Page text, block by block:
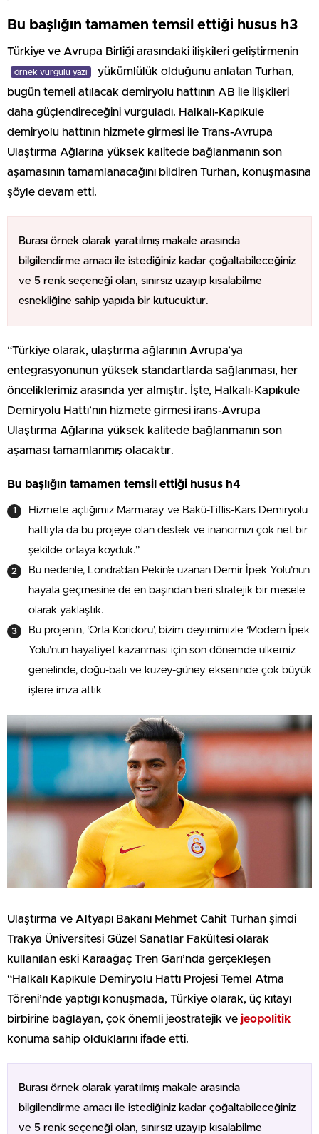
Bu başlığın tamamen temsil ettiği husus h3
Türkiye ve Avrupa Birliği arasındaki ilişkileri geliştirmenin
örnek vurgulu yazı
yükümlülük olduğunu anlatan Turhan,
bugün temeli atılacak demiryolu hattının AB ile ilişkileri
daha güçlendireceğini vurguladı. Halkalı-Kapıkule
demiryolu hattının hizmete girmesi ile Trans-Avrupa
Ulaştırma Ağlarına yüksek kalitede bağlanmanın son
aşamasının tamamlanacağını bildiren Turhan, konuşmasına
şöyle devam etti.
Burası örnek olarak yaratılmış makale arasında
bilgilendirme amacı ile istediğiniz kadar çoğaltabileceğiniz
ve 5 renk seçeneği olan, sınırsız uzayıp kısalabilme
esnekliğine sahip yapıda bir kutucuktur.
“Türkiye olarak, ulaştırma ağlarının Avrupa’ya
entegrasyonunun yüksek standartlarda sağlanması, her
önceliklerimiz arasında yer almıştır. İşte, Halkalı-Kapıkule
Demiryolu Hattı’nın hizmete girmesi irans-Avrupa
Ulaştırma Ağlarına yüksek kalitede bağlanmanın son
aşaması tamamlanmış olacaktır.
Bu başlığın tamamen temsil ettiği husus h4
Hizmete açtığımız Marmaray ve Bakü-Tiflis-Kars Demiryolu
hattıyla da bu projeye olan destek ve inancımızı çok net bir
şekilde ortaya koyduk.”
Bu nedenle, Londra’dan Pekin’e uzanan Demir İpek Yolu’nun
hayata geçmesine de en başından beri stratejik bir mesele
olarak yaklaştık.
Bu projenin, ‘Orta Koridoru’, bizim deyimimizle ‘Modern İpek
Yolu’nun hayatiyet kazanması için son dönemde ülkemiz
genelinde, doğu-batı ve kuzey-güney ekseninde çok büyük
işlere imza attık
Ulaştırma ve Altyapı Bakanı Mehmet Cahit Turhan şimdi
Trakya Üniversitesi Güzel Sanatlar Fakültesi olarak
kullanılan eski Karaağaç Tren Garı’nda gerçekleşen
“Halkalı Kapıkule Demiryolu Hattı Projesi Temel Atma
Töreni’nde yaptığı konuşmada, Türkiye olarak, üç kıtayı
birbirine bağlayan, çok önemli jeostratejik ve jeopolitik
konuma sahip olduklarını ifade etti.
Burası örnek olarak yaratılmış makale arasında
bilgilendirme amacı ile istediğiniz kadar çoğaltabileceğiniz
ve 5 renk seçeneği olan, sınırsız uzayıp kısalabilme